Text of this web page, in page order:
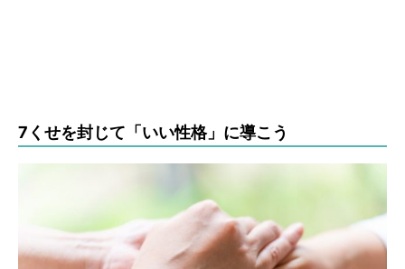
7くせを封じて「いい性格」に導こう